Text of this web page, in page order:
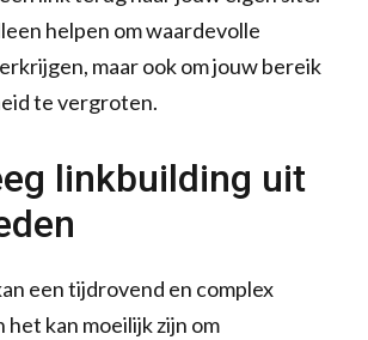
helpen om waardevolle
maar ook om jouw bereik
te vergroten.
linkbuilding uit
een tijdrovend en complex
het kan moeilijk zijn om